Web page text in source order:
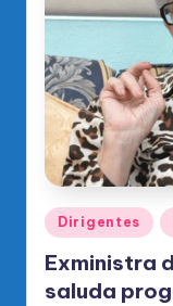
c
o
O
fi
ci
al
d
Publicado
en
Dirigentes
Exministra
saluda